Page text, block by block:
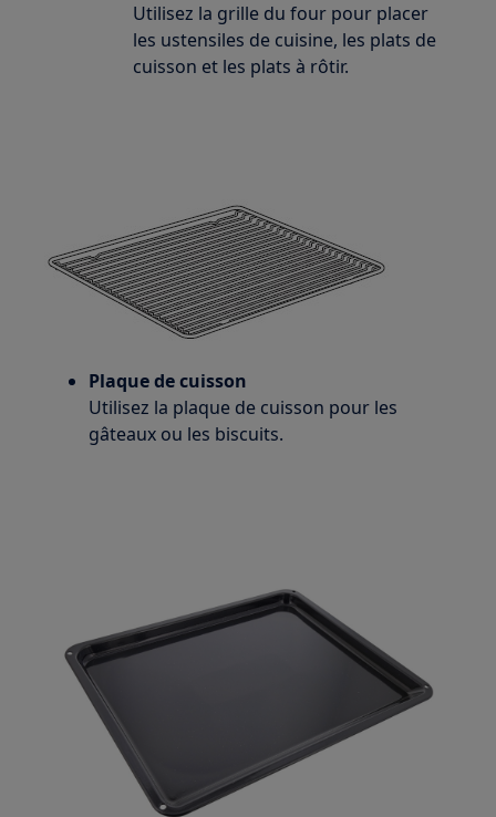
Utilisez la grille du four pour placer
les ustensiles de cuisine, les plats de
cuisson et les plats à rôtir.
Plaque de cuisson
Utilisez la plaque de cuisson pour les
gâteaux ou les biscuits.